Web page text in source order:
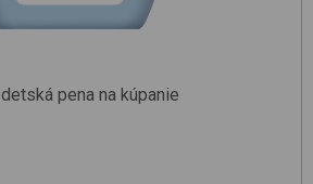
detská pena na kúpanie